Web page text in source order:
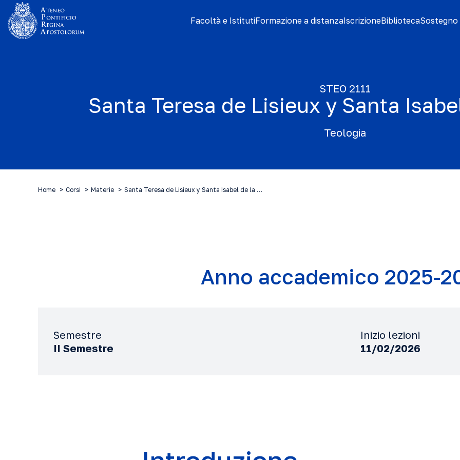
Facoltà e IstitutiFormazione a distanzaIscrizioneBiblioteca
STEO 2111
Santa Teresa de Lisieux y Santa
Teologia
Home Corsi Materie Santa Teresa de Lisieux y Santa Isabel de la …
Anno accademico 2025-
Semestre
II Semestre
Inizio lezioni
11/02/2026